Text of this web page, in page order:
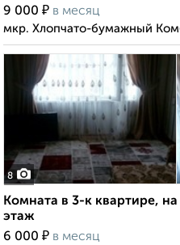
9 000 ₽ в месяц
мкр. Хлопчато-бумажный
8
Комната в 3-к квартире,
этаж
6 000 ₽ в месяц